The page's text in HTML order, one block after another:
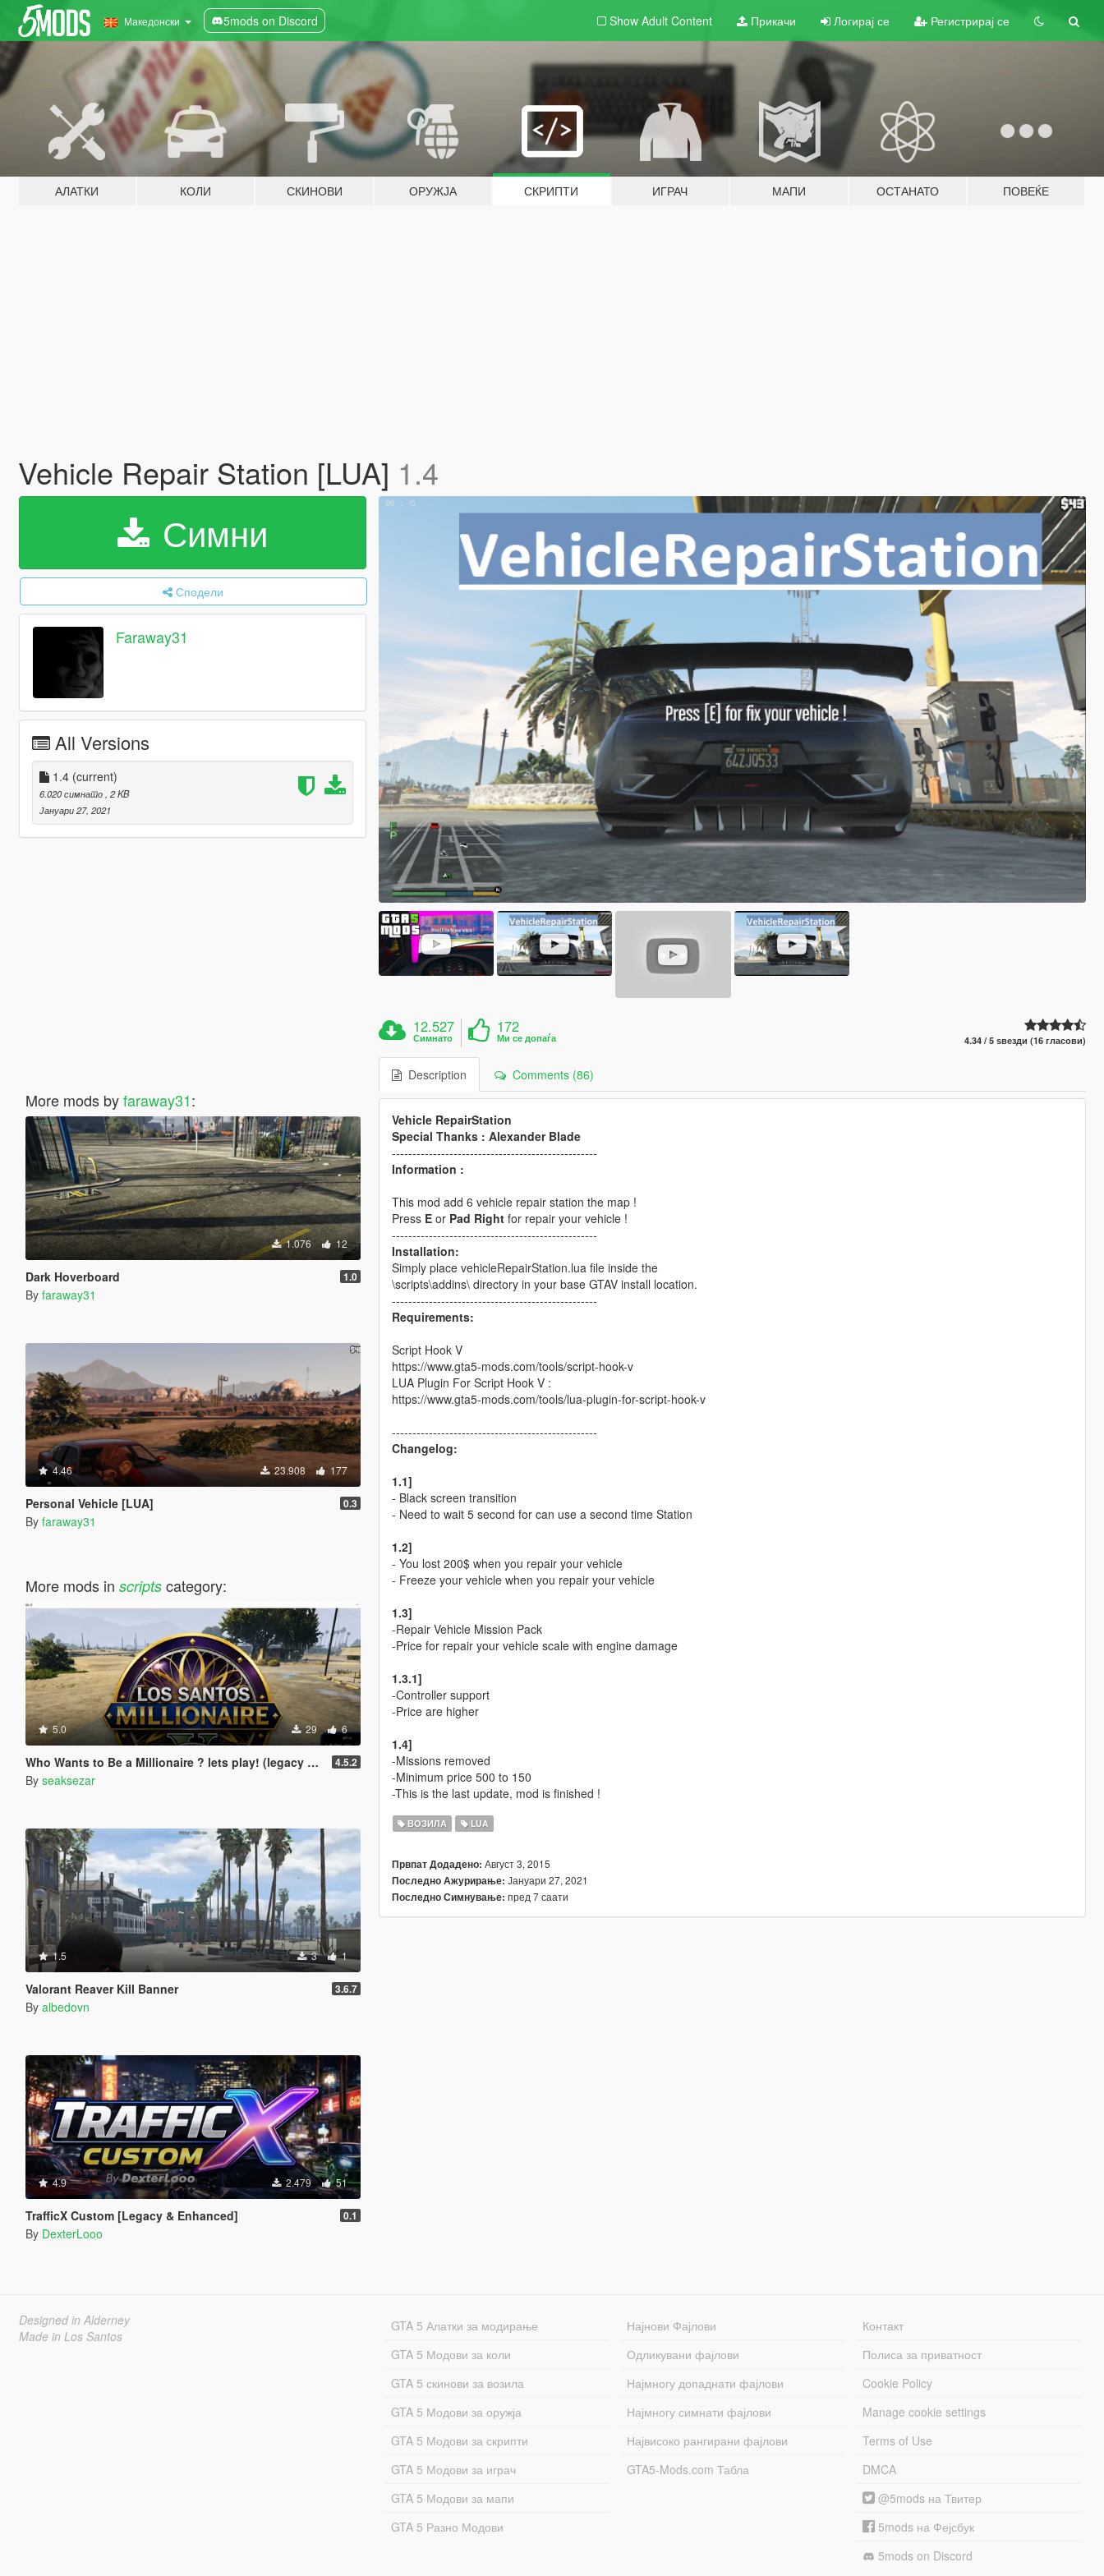
Македонски 5mods on Discord Show Adult Content Прикачи Логирај се Регистрирај се
АЛАТКИ КОЛИ СКИНОВИ ОРУЖЈА СКРИПТИ ИГРАЧ МАПИ ОСТАНАТО ПОВЕЌЕ
Vehicle Repair Station [LUA] 1.4
Симни
Сподели
Faraway31
All Versions
1.4 (current)
6.020 симнато , 2 KB
Јануари 27, 2021
More mods byfaraway31:
1.076 12
Dark Hoverboard 1.0
By faraway31
4.46 23.908 177
Personal Vehicle [LUA] 0.3
By faraway31
More mods in scriptscategory:
5.0 29 6
Who Wants to Be a Millionaire ? lets play! (legacy and enhanced) 4.5.2
By seaksezar
1.5 3 1
Valorant Reaver Kill Banner 3.6.7
By albedovn
4.9 2.479 51
TrafficX Custom [Legacy & Enhanced] 0.1
By DexterLooo
12.527
Симнато
172
Ми се допаѓа 4.34 / 5 ѕвезди (16 гласови)
Description Comments (86)
Vehicle RepairStation
Special Thanks : Alexander Blade
--------------------------------------------------
Information :
This mod add 6 vehicle repair station the map !
Press Eor Pad Rightfor repair your vehicle !
--------------------------------------------------
Installation:
Simply place vehicleRepairStation.lua file inside the
\scripts\addins\ directory in your base GTAV install location.
--------------------------------------------------
Requirements:
Script Hook V
https://www.gta5-mods.com/tools/script-hook-v
LUA Plugin For Script Hook V :
https://www.gta5-mods.com/tools/lua-plugin-for-script-hook-v
--------------------------------------------------
Changelog:
1.1]
- Black screen transition
- Need to wait 5 second for can use a second time Station
1.2]
- You lost 200$ when you repair your vehicle
- Freeze your vehicle when you repair your vehicle
1.3]
-Repair Vehicle Mission Pack
-Price for repair your vehicle scale with engine damage
1.3.1]
-Controller support
-Price are higher
1.4]
-Missions removed
-Minimum price 500 to 150
-This is the last update, mod is finished !
ВОЗИЛА LUA
Првпат Додадено: Август 3, 2015
Последно Ажурирање: Јануари 27, 2021
Последно Симнување: пред 7 саати
Designed in Alderney
Made in Los Santos
GTA 5 Алатки за модирање
GTA 5 Модови за коли
GTA 5 скинови за возила
GTA 5 Модови за оружја
GTA 5 Модови за скрипти
GTA 5 Модови за играч
GTA 5 Модови за мапи
GTA 5 Разно Модови
Најнови Фајлови
Одликувани фајлови
Најмногу допаднати фајлови
Најмногу симнати фајлови
Највисоко рангирани фајлови
GTA5-Mods.com Табла
Контакт
Полиса за приватност
Cookie Policy
Manage cookie settings
Terms of Use
DMCA
@5mods на Твитер
5mods на Фејсбук
5mods on Discord